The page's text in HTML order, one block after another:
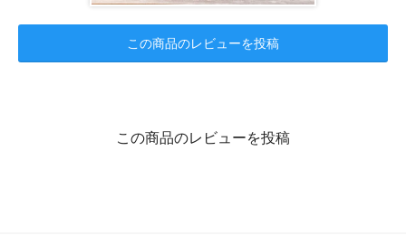
この商品のレビューを投稿
この商品のレビューを投稿